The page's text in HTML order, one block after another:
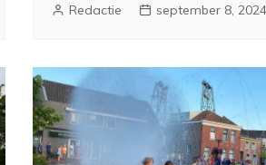
Redactie september 8, 2024